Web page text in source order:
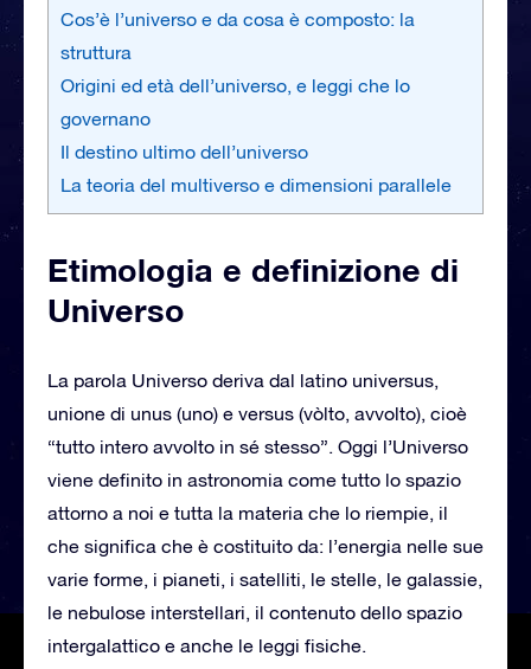
Cos’è l’universo e da cosa è composto: la
struttura
Origini ed età dell’universo, e leggi che lo
governano
Il destino ultimo dell’universo
La teoria del multiverso e dimensioni parallele
Etimologia e definizione di
Universo
La parola Universo deriva dal latino universus,
unione di unus (uno) e versus (vòlto, avvolto), cioè
“tutto intero avvolto in sé stesso”. Oggi l’Universo
viene definito in astronomia come tutto lo spazio
attorno a noi e tutta la materia che lo riempie, il
che significa che è costituito da: l’energia nelle sue
varie forme, i pianeti, i satelliti, le stelle, le galassie,
le nebulose interstellari, il contenuto dello spazio
intergalattico e anche le leggi fisiche.